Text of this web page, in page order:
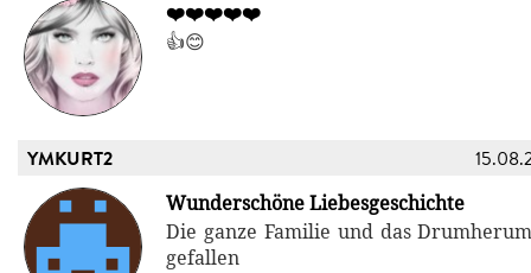
❤️❤️❤️❤️❤️
👍😊
YMKURT2
Wunderschöne Liebesgeschichte
Die ganze Familie und das
gefallen